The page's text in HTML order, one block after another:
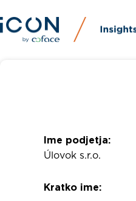
Ime podjetja:
Úlovok s.r.o.
Kratko ime: